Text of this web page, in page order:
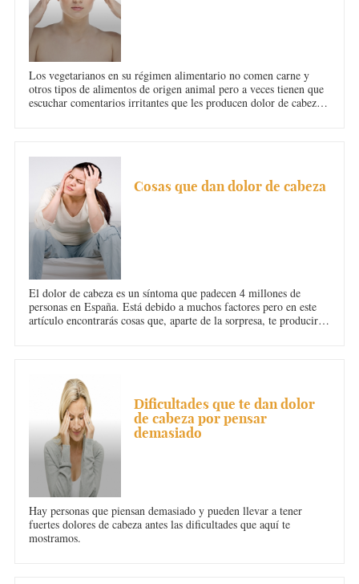
Los vegetarianos en su régimen alimentario no comen carne y
otros tipos de alimentos de origen animal pero a veces tienen que
escuchar comentarios irritantes que les producen dolor de cabeza.
Cosas que dan dolor de cabeza
El dolor de cabeza es un síntoma que padecen 4 millones de
personas en España. Está debido a muchos factores pero en este
artículo encontrarás cosas que, aparte de la sorpresa, te producirán
Dificultades que te dan dolor
de cabeza por pensar
demasiado
Hay personas que piensan demasiado y pueden llevar a tener
fuertes dolores de cabeza antes las dificultades que aquí te
mostramos.